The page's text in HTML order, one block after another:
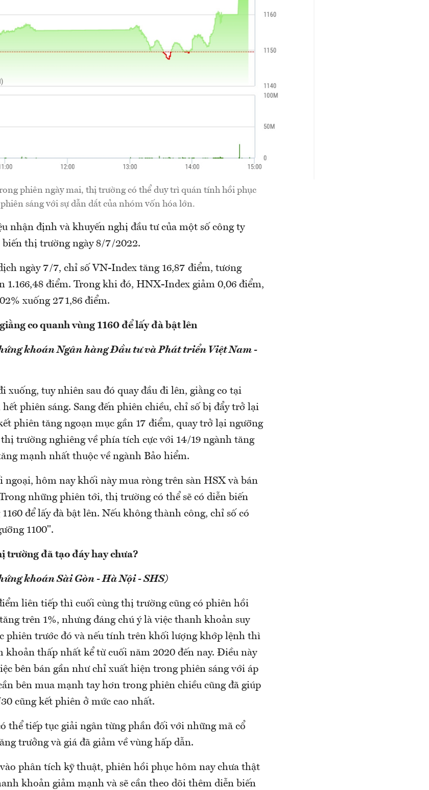
phiên ngày mai, thị trường có thể duy trì quán tính hồi phục
sáng với sự dẫn dắt của nhóm vốn hóa lớn.
nhận định và khuyến nghị đầu tư của một số công ty
biến thị trường ngày 8/7/2022.
ngày 7/7, chỉ số VN-Index tăng 16,87 điểm, tương
1.166,48 điểm. Trong khi đó, HNX-Index giảm 0,06 điểm,
xuống 271,86 điểm.
co quanh vùng 1160 để lấy đà bật lên
khoán Ngân hàng Đầu tư và Phát triển Việt Nam -
xuống, tuy nhiên sau đó quay đầu đi lên, giằng co tại
hết phiên sáng. Sang đến phiên chiều, chỉ số bị đẩy trở lại
phiên tăng ngoạn mục gần 17 điểm, quay trở lại ngưỡng
trường nghiêng về phía tích cực với 14/19 ngành tăng
mạnh nhất thuộc về ngành Bảo hiểm.
ngoại, hôm nay khối này mua ròng trên sàn HSX và bán
những phiên tới, thị trường có thể sẽ có diễn biến
để lấy đà bật lên. Nếu không thành công, chỉ số có
1100".
trường đã tạo đáy hay chưa?
khoán Sài Gòn - Hà Nội - SHS)
liên tiếp thì cuối cùng thị trường cũng có phiên hồi
trên 1%, nhưng đáng chú ý là việc thanh khoản suy
phiên trước đó và nếu tính trên khối lượng khớp lệnh thì
khoản thấp nhất kể từ cuối năm 2020 đến nay. Điều này
bên bán gần như chỉ xuất hiện trong phiên sáng với áp
bên mua mạnh tay hơn trong phiên chiều cũng đã giúp
cũng kết phiên ở mức cao nhất.
thể tiếp tục giải ngân từng phần đối với những mã cổ
trưởng và giá đã giảm về vùng hấp dẫn.
phân tích kỹ thuật, phiên hồi phục hôm nay chưa thật
khoản giảm mạnh và sẽ cần theo dõi thêm diễn biến